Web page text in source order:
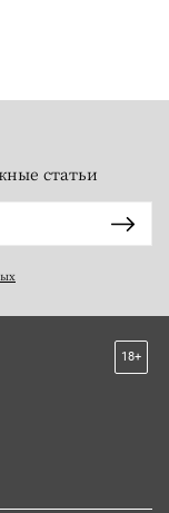
статьи
18+